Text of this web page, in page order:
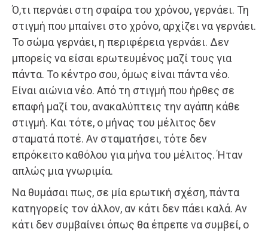
Ό,τι περνάει στη σφαίρα του χρόνου, γερνάει. Τη
στιγμή που μπαίνει στο χρόνο, αρχίζει να γερνάει.
Το σώμα γερνάει, η περιφέρεια γερνάει. Δεν
μπορείς να είσαι ερωτευμένος μαζί τους για
πάντα. Το κέντρο σου, όμως είναι πάντα νέο.
Είναι αιώνια νέο. Από τη στιγμή που ήρθες σε
επαφή μαζί του, ανακαλύπτεις την αγάπη κάθε
στιγμή. Και τότε, ο μήνας του μέλιτος δεν
σταματά ποτέ. Αν σταματήσει, τότε δεν
επρόκειτο καθόλου για μήνα του μέλιτος. Ήταν
απλώς μια γνωριμία.
Να θυμάσαι πως, σε μία ερωτική σχέση, πάντα
κατηγορείς τον άλλον, αν κάτι δεν πάει καλά. Αν
κάτι δεν συμβαίνει όπως θα έπρεπε να συμβεί, ο